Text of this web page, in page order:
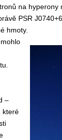
na hyperony
PSR
hmoty.
–
které